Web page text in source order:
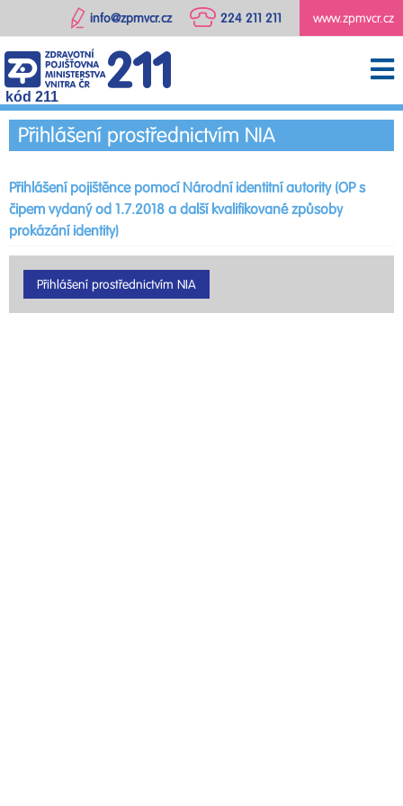
www.zpmvcr.cz
224 211 211
info@zpmvcr.cz
kód 211
Přihlášení prostřednictvím NIA
Přihlášení pojištěnce pomocí Národní identitní autority (OP s
čipem vydaný od 1.7.2018 a další kvalifikované způsoby
prokázání identity)